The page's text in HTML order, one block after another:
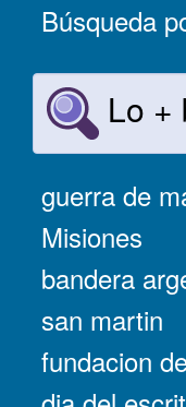
Búsqueda
Lo +
guerra de
Misiones
bandera
san martin
fundacion